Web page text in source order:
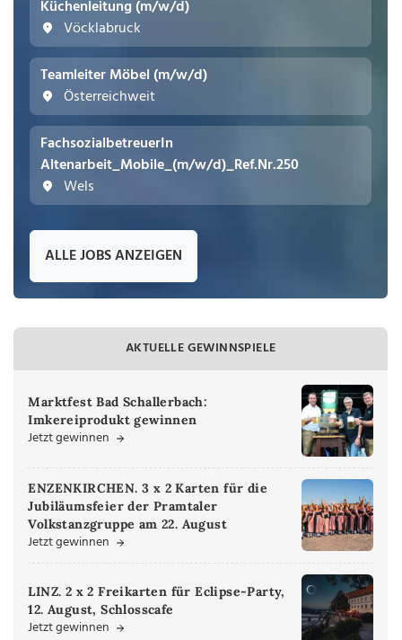
Küchenleitung (m/w/d)
Vöcklabruck
Teamleiter Möbel (m/w/d)
Österreichweit
FachsozialbetreuerIn
Altenarbeit_Mobile_(m/w/d)_Ref.Nr.250
Wels
ALLE JOBS ANZEIGEN
AKTUELLE GEWINNSPIELE
Marktfest Bad Schallerbach:
Imkereiprodukt gewinnen
Jetzt gewinnen
ENZENKIRCHEN. 3 x 2 Karten für die
Jubiläumsfeier der Pramtaler
Volkstanzgruppe am 22. August
Jetzt gewinnen
LINZ. 2 x 2 Freikarten für Eclipse-Party,
12. August, Schlosscafe
Jetzt gewinnen